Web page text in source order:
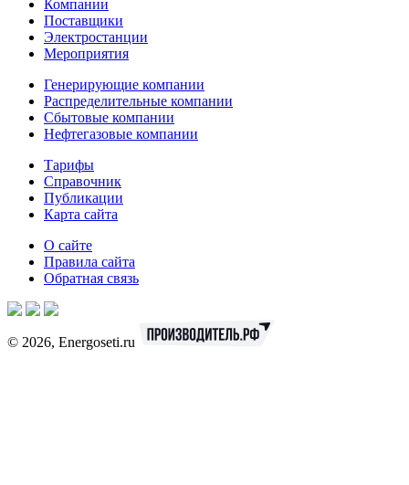
Компании
Поставщики
Электростанции
Мероприятия
Генерирующие компании
Распределительные компании
Сбытовые компании
Нефтегазовые компании
Тарифы
Справочник
Публикации
Карта сайта
О сайте
Правила сайта
Обратная связь
© 2026, Energoseti.ru